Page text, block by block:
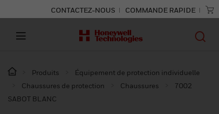
CONTACTEZ-NOUS COMMANDE RAPIDE
Produits
Équipement de protection individuelle
Chaussures de protection
Chaussures
7002
SABOT BLANC